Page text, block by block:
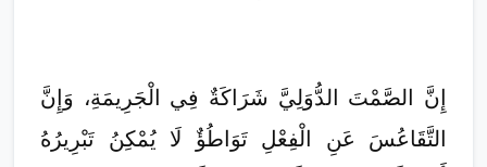
إِنَّ الصَّمْتَ الدُّوَلِيَّ شَرَاكَةٌ فِي الْجَرِيمَةِ، وَإِنَّ
التَّقَاعُسَ عَنِ الْفِعْلِ تَوَاطُؤٌ لَا يُمْكِنُ تَبْرِيرُهُ